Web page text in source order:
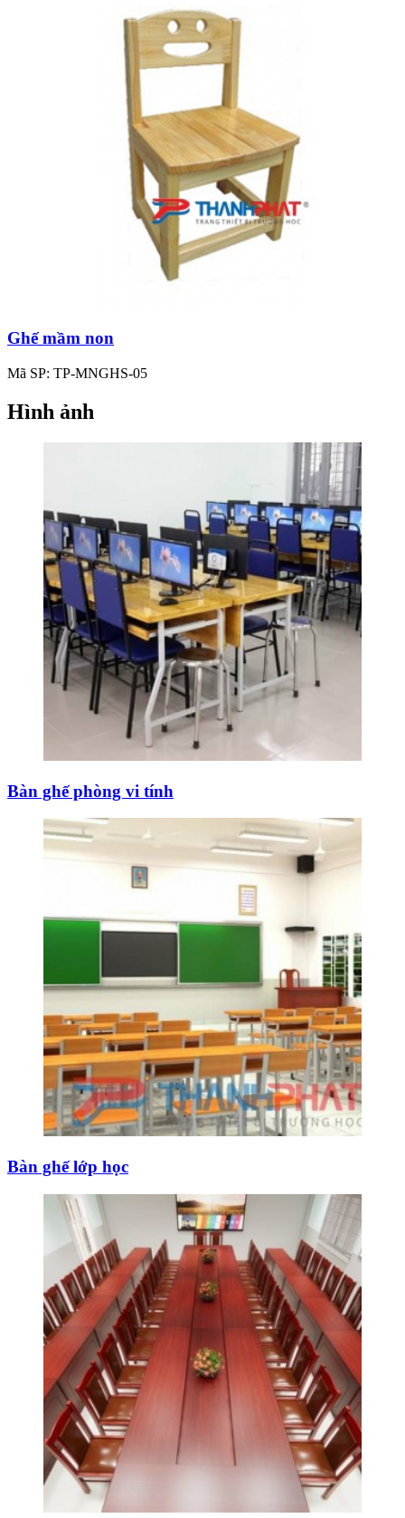
Ghế mầm non
Mã SP: TP-MNGHS-05
Hình ảnh
Bàn ghế phòng vi tính
Bàn ghế lớp học